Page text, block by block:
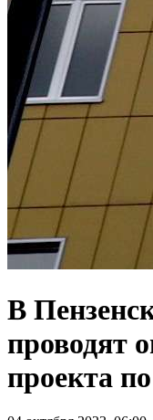
В
проводят
проекта